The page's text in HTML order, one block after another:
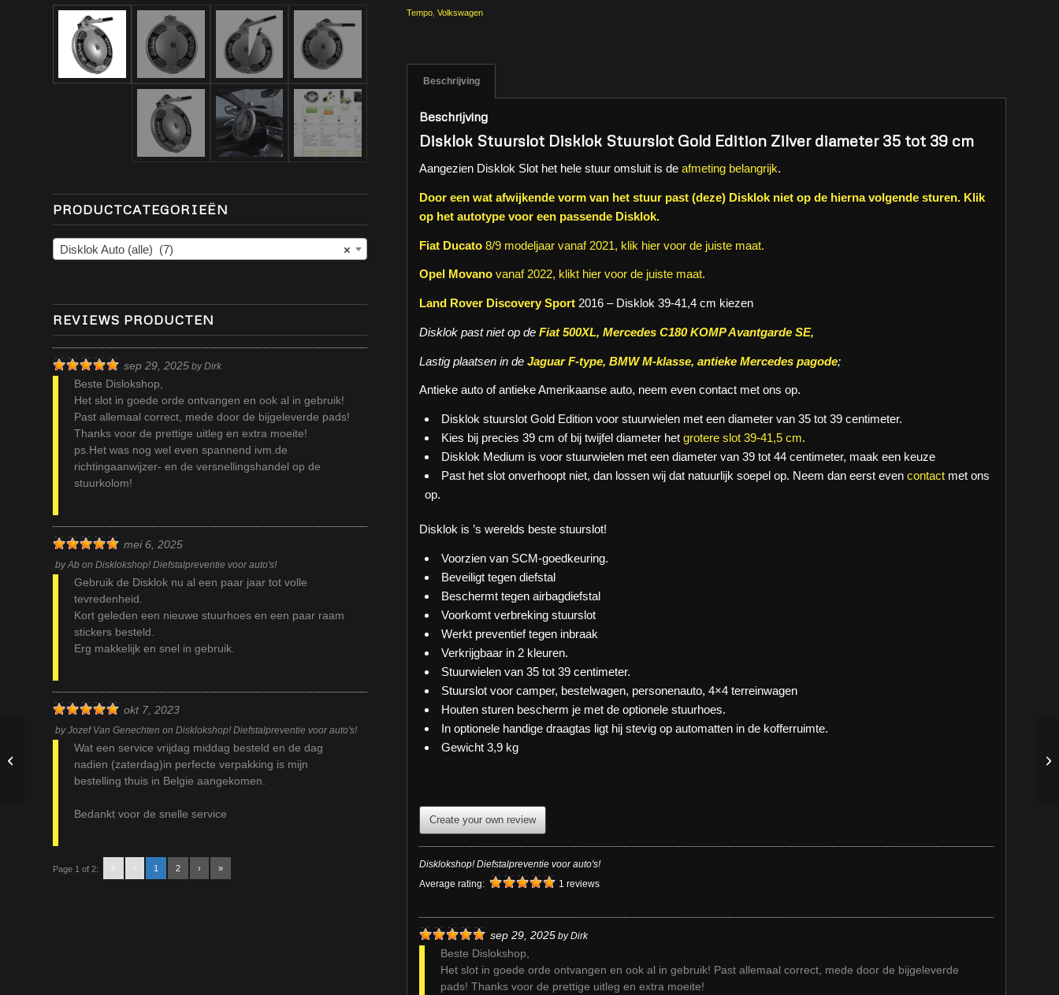
PRODUCTCATEGORIEËN
×
Disklok Auto (alle) (7)
REVIEWS PRODUCTEN
sep 29, 2025 byDirk
Beste Dislokshop,
Het slot in goede orde ontvangen en ook al in gebruik!
Past allemaal correct, mede door de bijgeleverde pads!
Thanks voor de prettige uitleg en extra moeite!
ps.Het was nog wel even spannend ivm.de
richtingaanwijzer- en de versnellingshandel op de
stuurkolom!
mei 6, 2025
byAb on Disklokshop! Diefstalpreventie voor auto's!
Gebruik de Disklok nu al een paar jaar tot volle
tevredenheid.
Kort geleden een nieuwe stuurhoes en een paar raam
stickers besteld.
Erg makkelijk en snel in gebruik.
okt 7, 2023
byJozef Van Genechten on Disklokshop! Diefstalpreventie voor auto's!
Wat een service vrijdag middag besteld en de dag
nadien (zaterdag)in perfecte verpakking is mijn
bestelling thuis in Belgie aangekomen.
Bedankt voor de snelle service
Page 1 of 2: « ‹ 1 2 › »
Tempo ,Volkswagen
Beschrijving
Beschrijving
Disklok Stuurslot Disklok Stuurslot Gold Edition Zilver diameter 35 tot 39 cm
Aangezien Disklok Slot het hele stuur omsluit is deafmeting belangrijk.
Door een wat afwijkende vorm van het stuur past (deze) Disklok niet op de hierna volgende sturen. Klik
op het autotype voor een passende Disklok.
Fiat Ducato 8/9 modeljaar vanaf 2021, klik hier voor de juiste maat.
Opel Movano vanaf 2022, klikt hier voor de juiste maat.
Land Rover Discovery Sport 2016 – Disklok 39-41,4 cm kiezen
Disklok past niet op deFiat 500XL, Mercedes C180 KOMP Avantgarde SE,
Lastig plaatsen in deJaguar F-type, BMW M-klasse, antieke Mercedes pagode;
Antieke auto of antieke Amerikaanse auto, neem even contact met ons op.
Disklok stuurslot Gold Edition voor stuurwielen met een diameter van 35 tot 39 centimeter.
Kies bij precies 39 cm of bij twijfel diameter hetgrotere slot 39-41,5 cm.
Disklok Medium is voor stuurwielen met een diameter van 39 tot 44 centimeter, maak een keuze
Past het slot onverhoopt niet, dan lossen wij dat natuurlijk soepel op. Neem dan eerst evencontact met ons
op.
Disklok is ’s werelds beste stuurslot!
Voorzien van SCM-goedkeuring.
Beveiligt tegen diefstal
Beschermt tegen airbagdiefstal
Voorkomt verbreking stuurslot
Werkt preventief tegen inbraak
Verkrijgbaar in 2 kleuren.
Stuurwielen van 35 tot 39 centimeter.
Stuurslot voor camper, bestelwagen, personenauto, 4×4 terreinwagen
Houten sturen bescherm je met de optionele stuurhoes.
In optionele handige draagtas ligt hij stevig op automatten in de kofferruimte.
Gewicht 3,9 kg
Create your own review
Disklokshop! Diefstalpreventie voor auto's!
Average rating:
1 reviews
sep 29, 2025 byDirk
Beste Dislokshop,
Het slot in goede orde ontvangen en ook al in gebruik! Past allemaal correct, mede door de bijgeleverde
pads! Thanks voor de prettige uitleg en extra moeite!
Disklok Stuurslot Gold
Edition Geel 35-39 cm